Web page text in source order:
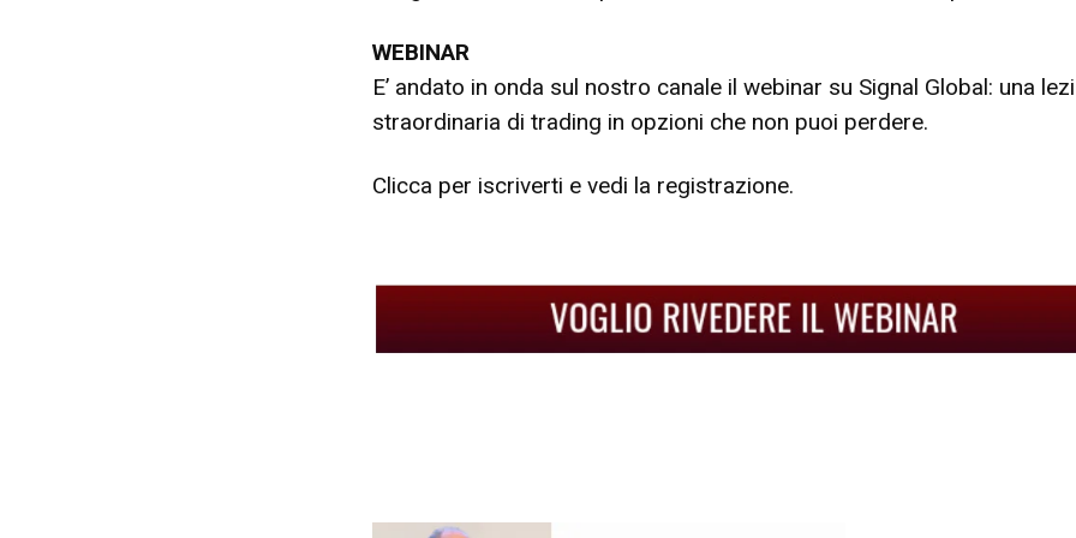
WEBINAR
E’ andato in onda sul nostro canale il webinar su Signal Global: una
straordinaria di trading in opzioni che non puoi perdere.
Clicca per iscriverti e vedi la registrazione.